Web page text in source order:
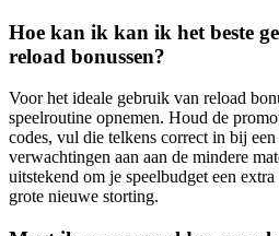
Hoe kan ik kan ik het beste
reload bonussen?
Voor het ideale gebruik van reload
speelroutine opnemen. Houd de
codes, vul die telkens correct in bij
verwachtingen aan aan de mindere
uitstekend om je speelbudget een
grote nieuwe storting.